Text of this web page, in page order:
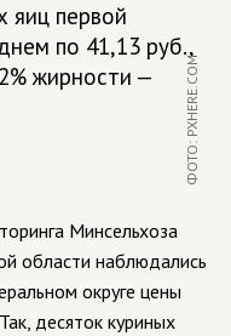
яиц первой
по 41,13 руб.,
жирности —
ФОТО: PXHERE.COM
Минсельхоза
области наблюдались
округе цены
десяток куриных